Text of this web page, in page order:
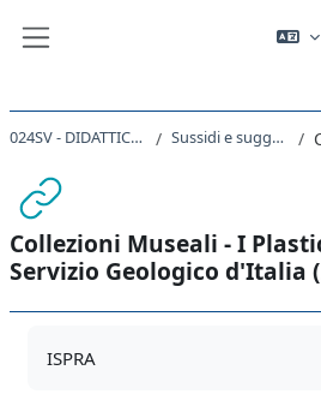
024SV - DIDATTICA DELLE SCIENZE NATURALI 2020 Sussidi e suggerimenti per l'approfondimento
Collezioni Museali - I
Servizio Geologico d'Italia
ISPRA